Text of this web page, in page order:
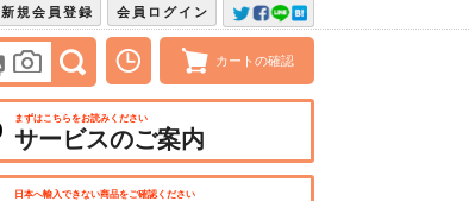
会員ログイン
新規会員登録
カートの確認
まずはこちらをお読みください
サービスのご案内
日本へ輸入できない商品をご確認ください